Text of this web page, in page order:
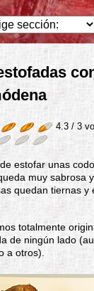
4.3 /3
estofar unas
muy sabrosa
quedan tiernas y
totalmente
de ningún lado
a otros).